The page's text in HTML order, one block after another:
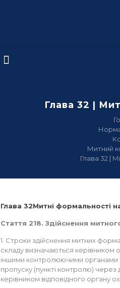
Глава 32 |
Митний
Глава 32 |
Глава 32Митні формальності
Стаття 218. Здійснення
1. Строки здійснення митних
складу визначаються керівником
іншими контролюючими органами
пропуску (пункті контролю)
керівником відповідного органу